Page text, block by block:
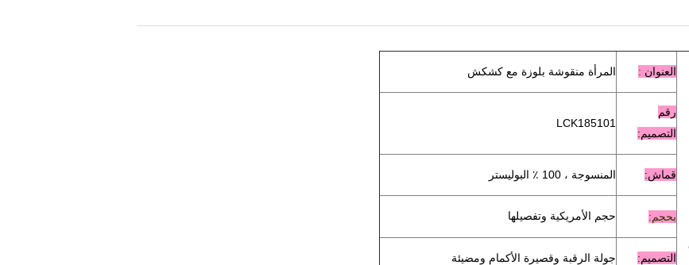
العنوان : المرأة منقوشة بلوزة مع كشكش
رقم
التصميم:
LCK185101
قماش: المنسوجة ، 100 ٪ البوليستر
بحجم: حجم الأمريكية وتفصيلها
التصميم: جولة الرقبة وقصيرة الأكمام ومضيئة